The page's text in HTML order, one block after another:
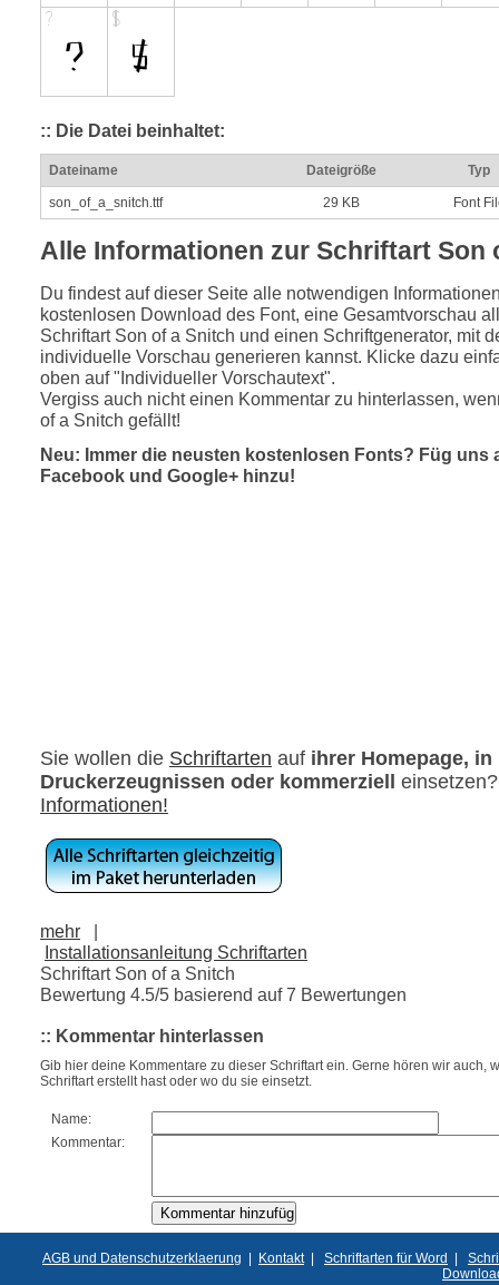
:: Die Datei beinhaltet:
Dateiname Dateigröße Typ
son_of_a_snitch.ttf 29 KB Font
Alle Informationen zur Schriftart Son
Du findest auf dieser Seite alle notwendigen
kostenlosen Download des Font, eine Gesamtvorschau
Schriftart Son of a Snitch und einen Schriftgenerator, mit
individuelle Vorschau generieren kannst. Klicke dazu
oben auf "Individueller Vorschautext".
Vergiss auch nicht einen Kommentar zu hinterlassen,
of a Snitch gefällt!
Neu: Immer die neusten kostenlosen Fonts? Füg uns
Facebook und Google+ hinzu!
Sie wollen die Schriftarten auf ihrer Homepage, in
Druckerzeugnissen oder kommerziell
Informationen!
mehr
|
Installationsanleitung Schriftarten
Schriftart Son of a Snitch
Bewertung 4.5/5 basierend auf7 Bewertungen
:: Kommentar hinterlassen
Gib hier deine Kommentare zu dieser Schriftart ein. Gerne hören wir auch,
Schriftart erstellt hast oder wo du sie einsetzt.
Name:
Kommentar:
AGB und Datenschutzerklaerung | Kontakt| Schriftarten für Word |